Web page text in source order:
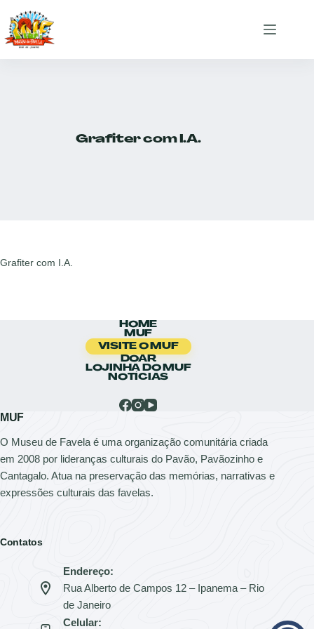
Grafiter com I.A.
Grafiter com I.A.
HOME
MUF
VISITE O MUF
DOAR
LOJINHA DO MUF
NOTÍCIAS
MUF
O Museu de Favela é uma organização comunitária criada
em 2008 por lideranças culturais do Pavão, Pavãozinho e
Cantagalo. Atua na preservação das memórias, narrativas e
expressões culturais das favelas.
Contatos
Endereço:
Rua Alberto de Campos 12 – Ipanema – Rio
de Janeiro
Celular: